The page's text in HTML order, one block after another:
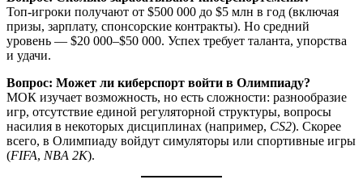
Топ-игроки получают от $500 000 до $5 млн в год (включая
призы, зарплату, спонсорские контракты). Но средний
уровень — $20 000–$50 000. Успех требует таланта, упорства
и удачи.
Вопрос: Может ли киберспорт войти в Олимпиаду?
МОК изучает возможность, но есть сложности: разнообразие
игр, отсутствие единой регуляторной структуры, вопросы
насилия в некоторых дисциплинах (например, CS2). Скорее
всего, в Олимпиаду войдут симуляторы или спортивные игры
(FIFA, NBA 2K).